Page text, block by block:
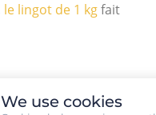
le lingot de 1 kgfait
ou
We use cookies